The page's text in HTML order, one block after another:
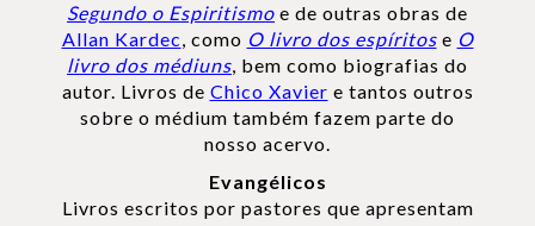
Segundo o Espiritismo e de outras obras de
Allan Kardec, como O livro dos espíritose O
livro dos médiuns, bem como biografias do
autor. Livros de Chico Xavier e tantos outros
sobre o médium também fazem parte do
nosso acervo.
Evangélicos
Livros escritos por pastores que apresentam